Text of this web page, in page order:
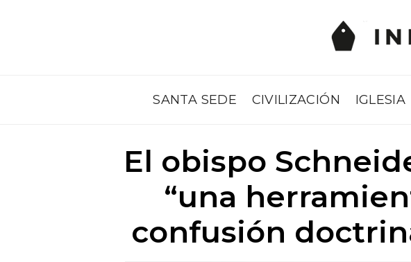
SANTA SEDE CIVILIZACIÓN IGLESIA
El obispo
“una
confusión